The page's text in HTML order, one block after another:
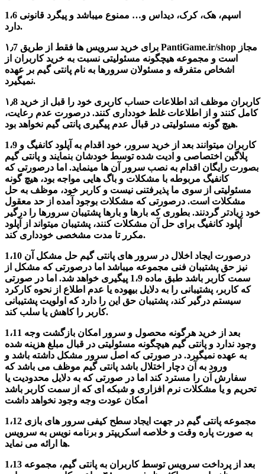
1،6 اسپم، هک، کرک، دیداس و… ممنوع میباشد و پیگرد قانونی
دارد.
۱٫7 برای خرید سرویس ها فقط از طریق PantiGame.ir/shop مجاز
است و مجموعه هیچگونه مسئولیتی نسبت به خرید کاربران از
اشخاص متفرقه و مسئولان سرورها به نام پانتی گیم بر عهده
نمیگیرد.
۱٫8 کاربران موظف اند اطلاعات حساب کاربری خود را قبل از خرید
کامل کنند و از اطلاعات غلط خودداری کنند. درصورت عدم رعایت،
هیچ گونه مسئولیتی در قبال عدم پیگیری پانتی گیم نخواهد بود.
1،9 کاربران میتوانند بعد از خرید سرور، خود اقدام به آپلود کانفیگ و
پلاگین اختصاصی و ادیت شده توسط خودشان بنمایند و پانتی گیم
بصورت رایگان اقدام به نصب سرور آن ها مینماید. اما درصورتی که
کانفیگ مربوطه با مشکلات و باگ هایی مواجه بود، هیچ گونه
مسئولیتی از سوی ما پذیرفتنی نیست و کاربر خود، موظف به حل
مشکلات است. درصورتی که مشکلات بوجود آمده از حد معقول
خود زیادتر گردنند. بطوری که بارها و بارها پشتیبان سرورها را درگیر
آپلود کانفیگ برای حل آن مشکلات کنند، پشتیبان میتواند از آپلود
مکرر تا مدت مشخصی خودداری کند.
1،10 درصورت ایجاد اخلال در سرور های پانتی گیم حل مشکل آن
نیز حق پشتیبان فنی مجموعه میباشد اما درصورتی که مشکل از
سمت کاربر باشد طبق ماده 1،9 پیگیری خواهد شد. اما در صورتی
که کاربر، پشتیبانی را به دلایل بیهوده یا عدم اطلاع از نحوه کارکرد
سیستم درگیر کند، پشتیبان حق این را دارد که اولویت پشتیبانی
کاربر را کاهش یا سلب کند.
1،11 بعد از خرید هرگونه محصول و سرور امکان بازگشت وجه
وجود ندارد و پانتی گیم هیچگونه مسئولیتی در قبال مبلغ هزینه شده
به عهده نمیگیرد. در صورتی که اصل سرور مشکل داشته باشد و
ورود به آن دچار اختلال باشد پانتی گیم موظف می باشد که
سفارش آن را مسترد کند اما در صورتی که به دلایل محدودیت یا
تحریم و یا مشکلات نرم افزاری و شبکه ای که از سمت کاربر باشد
امکان عودت وجه وجود نخواهد داشت
1،12 مجموعه پانتی گیم در جهت ایجاد سطح کیفی سرور های بازی
به صورت پاره وقت و خلاصه اسکریپتر و برنامه نویس به سرویس
ها ارائه می نماید.
1،13 بعد از پرداخت سرویس توسط کاربران به پانتی گیم، مجموعه